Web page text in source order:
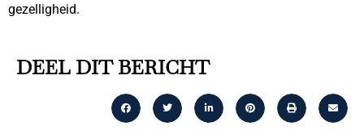
gezelligheid.
DEEL DIT BERICHT